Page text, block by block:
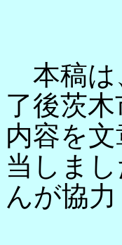
本稿は
了後茨
内容を
当しま
んが協